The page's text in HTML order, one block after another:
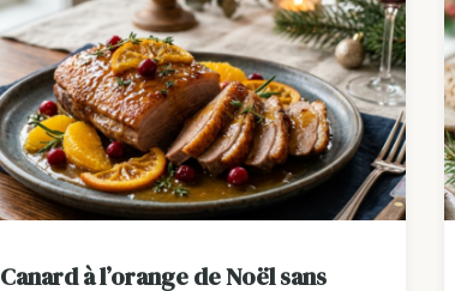
Canard à l’orange de Noël sans